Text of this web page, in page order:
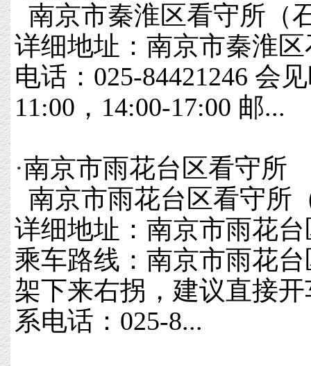
南京市秦淮区看守所（
详细地址：南京市秦淮
电话：025-84421246 会
11:00，14:00-17:00 邮...
·南京市雨花台区看守所
南京市雨花台区看守所
详细地址：南京市雨花
乘车路线：南京市雨花
架下来右拐，建议直接
系电话：025-8...